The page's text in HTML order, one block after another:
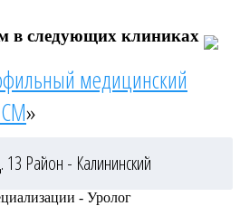
в следующих клиниках
медицинский
»
13 Район - Калининский
- Уролог